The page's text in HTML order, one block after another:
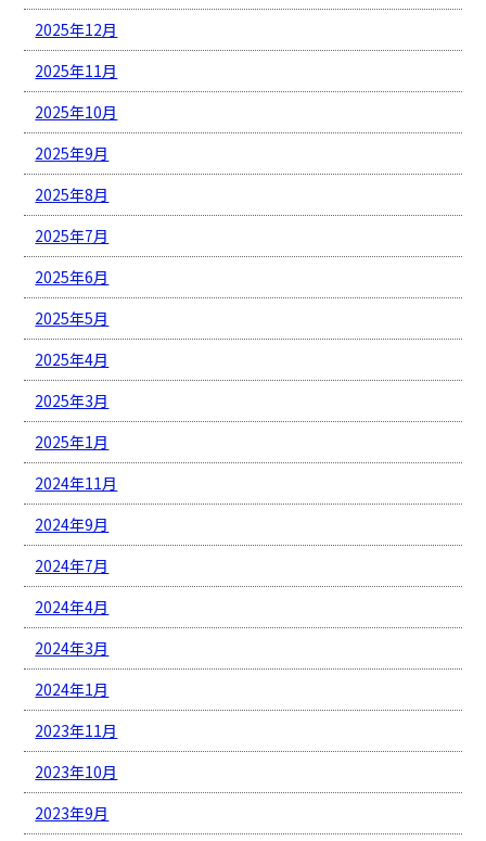
2025年12月
2025年11月
2025年10月
2025年9月
2025年8月
2025年7月
2025年6月
2025年5月
2025年4月
2025年3月
2025年1月
2024年11月
2024年9月
2024年7月
2024年4月
2024年3月
2024年1月
2023年11月
2023年10月
2023年9月